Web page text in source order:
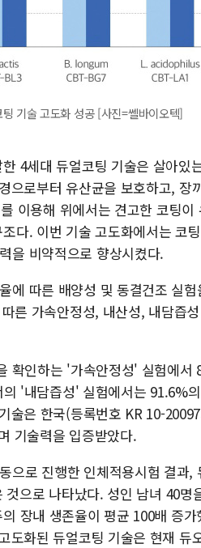
기술 고도화 성공 [사진=쎌바이오텍]
4세대 듀얼코팅 기술은 살아있
으로부터 유산균을 보호하고, 장
이용해 위에서는 견고한 코팅
다. 이번 기술 고도화에서는 코
을 비약적으로 향상시켰다.
에 따른 배양성 및 동결건조 실
른 가속안정성, 내산성, 내담즙
확인하는 '가속안정성' 실험에
'내담즙성' 실험에서는 91.6%
술은 한국(등록번호 KR 10-
기술력을 입증받았다.
으로 진행한 인체적용시험 결과
으로 나타났다. 성인 남녀 40명
장내 생존율이 평균 100배 증
도화된 듀얼코팅 기술은 현재 듀